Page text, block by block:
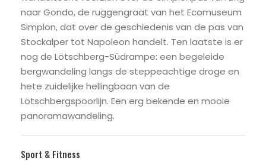
naar Gondo, de ruggengraat van het Ecomuseum
Simplon, dat over de geschiedenis van de pas van
Stockalper tot Napoleon handelt. Ten laatste is er
nog de Lötschberg-Südrampe: een begeleide
bergwandeling langs de steppeachtige droge en
hete zuidelijke hellingbaan van de
Lötschbergspoorlijn. Een erg bekende en mooie
panoramawandeling.
Sport & Fitness